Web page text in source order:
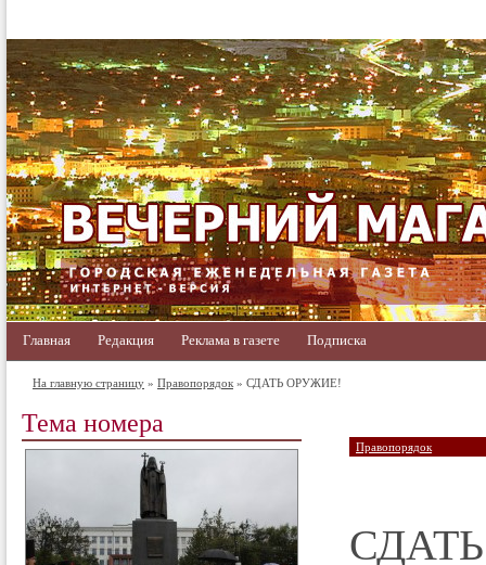
Главная Редакция Реклама в газете Подписка
На главную страницу » Правопорядок » СДАТЬ ОРУЖИЕ!
Тема номера
Правопорядок